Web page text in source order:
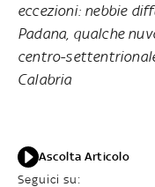
eccezioni: nebbie
Padana, qualche
centro-
Calabria
Ascolta Articolo
Seguici su: